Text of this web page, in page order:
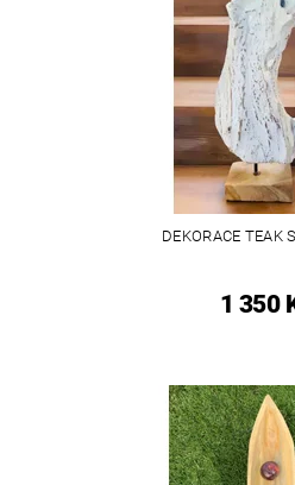
DEKORACE TEAK
1 350